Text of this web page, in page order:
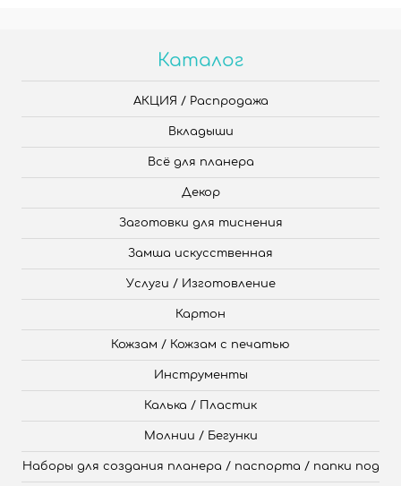
Каталог
АКЦИЯ / Распродажа
Вкладыши
Всё для планера
Декор
Заготовки для тиснения
Замша искусственная
Услуги / Изготовление
Картон
Кожзам / Кожзам с печатью
Инструменты
Калька / Пластик
Молнии / Бегунки
Наборы для создания планера / паспорта / папки под